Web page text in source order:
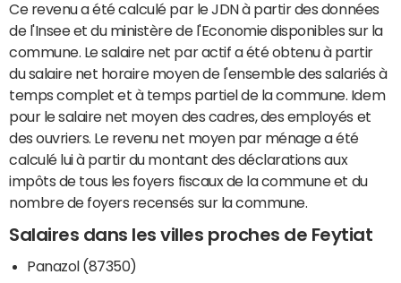
Ce revenu a été calculé par le JDN à partir des données
de l'Insee et du ministère de l'Economie disponibles sur la
commune. Le salaire net par actif a été obtenu à partir
du salaire net horaire moyen de l'ensemble des salariés à
temps complet et à temps partiel de la commune. Idem
pour le salaire net moyen des cadres, des employés et
des ouvriers. Le revenu net moyen par ménage a été
calculé lui à partir du montant des déclarations aux
impôts de tous les foyers fiscaux de la commune et du
nombre de foyers recensés sur la commune.
Salaires dans les villes proches de Feytiat
Panazol (87350)